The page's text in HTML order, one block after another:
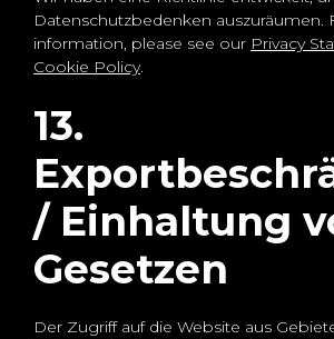
Datenschutzbedenken auszuräumen.
information, please see our Privacy
Cookie Policy.
13.
/ Einhaltung
Gesetzen
Der Zugriff auf die Website aus